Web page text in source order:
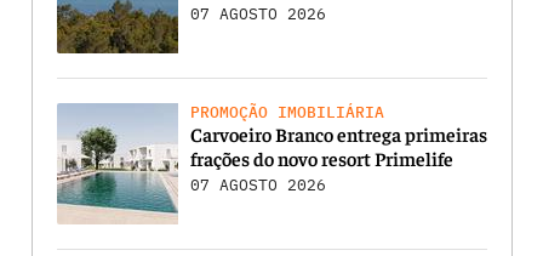
07 AGOSTO 2026
PROMOÇÃO IMOBILIÁRIA
Carvoeiro Branco entrega primeiras
frações do novo resort Primelife
07 AGOSTO 2026